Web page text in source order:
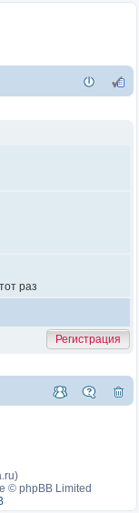
раз
Регистрация
© phpBB Limited